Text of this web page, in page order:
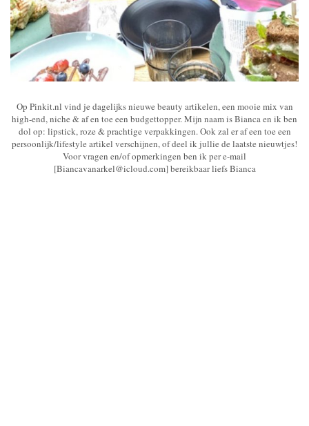
Op Pinkit.nl vind je dagelijks nieuwe beauty artikelen, een mooie mix van
high-end, niche & af en toe een budgettopper. Mijn naam is Bianca en ik ben
dol op: lipstick, roze & prachtige verpakkingen. Ook zal er af een toe een
persoonlijk/lifestyle artikel verschijnen, of deel ik jullie de laatste nieuwtjes!
Voor vragen en/of opmerkingen ben ik per e-mail
[Biancavanarkel@icloud.com] bereikbaar liefs Bianca